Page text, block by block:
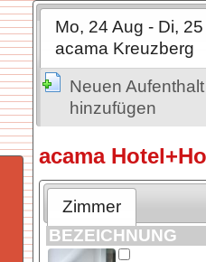
Mo, 24 Aug - Di,
acama Kreuzberg
Neuen Aufenthalt
hinzufügen
acama
Zimmer
BEZEICHNUNG